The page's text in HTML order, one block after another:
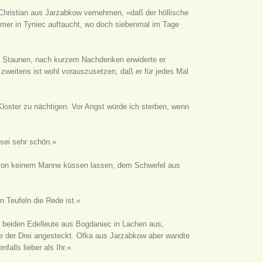
aus Jarzabkow vernehmen, »daß der höllische
in Tyniec auftaucht, wo doch siebenmal im Tage
nach kurzem Nachdenken erwiderte er
ist wohl vorauszusetzen, daß er für jedes Mal
zu nächtigen. Vor Angst würde ich sterben, wenn
sehr schön.«
keinem Manne küssen lassen, dem Schwefel aus
Teufeln die Rede ist.«
Edelleute aus Bogdaniec in Lachen aus,
Drei angesteckt. Ofka aus Jarzabkow aber wandte
lieber als Ihr.«